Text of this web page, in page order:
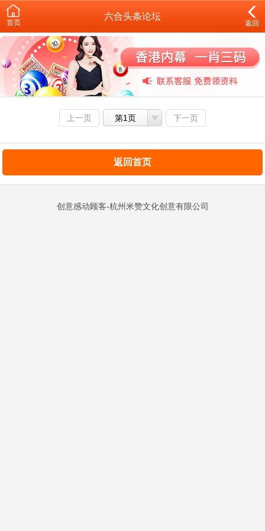
首页
六合头条论坛
返回
上一页 第1页 下一页
返回首页
创意感动顾客-杭州米赞文化创意有限公司